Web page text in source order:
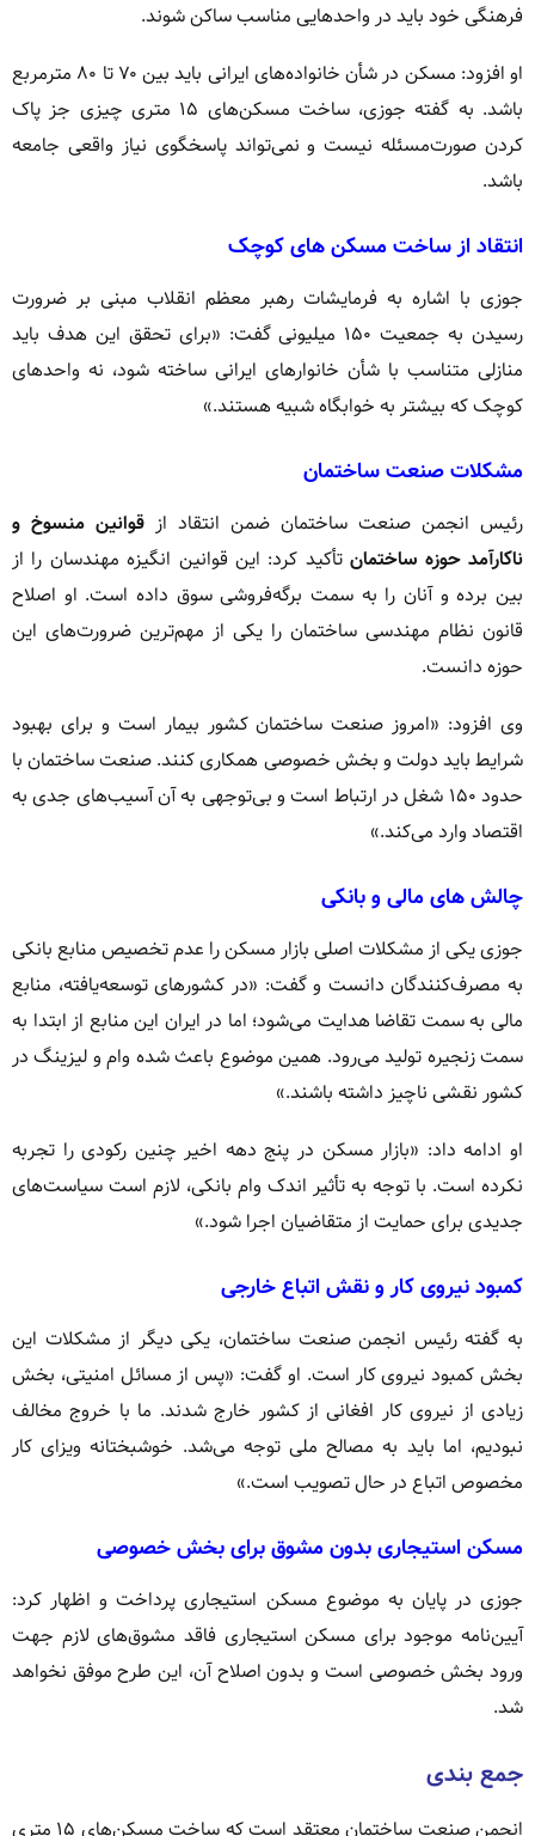
فرهنگی خود باید در واحدهایی مناسب ساکن شوند.
او افزود: مسکن در شأن خانواده‌های ایرانی باید بین ۷۰ تا ۸۰ مترمربع
باشد. به گفته جوزی، ساخت مسکن‌های ۱۵ متری چیزی جز پاک
کردن صورت‌مسئله نیست و نمی‌تواند پاسخگوی نیاز واقعی جامعه
باشد.
انتقاد از ساخت مسکن‌ های کوچک
جوزی با اشاره به فرمایشات رهبر معظم انقلاب مبنی بر ضرورت
رسیدن به جمعیت ۱۵۰ میلیونی گفت: «برای تحقق این هدف باید
منازلی متناسب با شأن خانوارهای ایرانی ساخته شود، نه واحدهای
کوچک که بیشتر به خوابگاه شبیه هستند.»
مشکلات صنعت ساختمان
رئیس انجمن صنعت ساختمان ضمن انتقاد از قوانین منسوخ و
ناکارآمد حوزه ساختمانتأکید کرد: این قوانین انگیزه مهندسان را از
بین برده و آنان را به سمت برگه‌فروشی سوق داده است. او اصلاح
قانون نظام مهندسی ساختمان را یکی از مهم‌ترین ضرورت‌های این
حوزه دانست.
وی افزود: «امروز صنعت ساختمان کشور بیمار است و برای بهبود
شرایط باید دولت و بخش خصوصی همکاری کنند. صنعت ساختمان با
حدود ۱۵۰ شغل در ارتباط است و بی‌توجهی به آن آسیب‌های جدی به
اقتصاد وارد می‌کند.»
چالش‌ های مالی و بانکی
جوزی یکی از مشکلات اصلی بازار مسکن را عدم تخصیص منابع بانکی
به مصرف‌کنندگان دانست و گفت: «در کشورهای توسعه‌یافته، منابع
مالی به سمت تقاضا هدایت می‌شود؛ اما در ایران این منابع از ابتدا به
سمت زنجیره تولید می‌رود. همین موضوع باعث شده وام و لیزینگ در
کشور نقشی ناچیز داشته باشند.»
او ادامه داد: «بازار مسکن در پنج دهه اخیر چنین رکودی را تجربه
نکرده است. با توجه به تأثیر اندک وام بانکی، لازم است سیاست‌های
جدیدی برای حمایت از متقاضیان اجرا شود.»
کمبود نیروی کار و نقش اتباع خارجی
به گفته رئیس انجمن صنعت ساختمان، یکی دیگر از مشکلات این
بخش کمبود نیروی کار است. او گفت: «پس از مسائل امنیتی، بخش
زیادی از نیروی کار افغانی از کشور خارج شدند. ما با خروج مخالف
نبودیم، اما باید به مصالح ملی توجه می‌شد. خوشبختانه ویزای کار
مخصوص اتباع در حال تصویب است.»
مسکن استیجاری بدون مشوق برای بخش خصوصی
جوزی در پایان به موضوع مسکن استیجاری پرداخت و اظهار کرد:
آیین‌نامه موجود برای مسکن استیجاری فاقد مشوق‌های لازم جهت
ورود بخش خصوصی است و بدون اصلاح آن، این طرح موفق نخواهد
شد.
جمع‌ بندی
انجمن صنعت ساختمان معتقد است که ساخت مسکن‌های ۱۵ متری